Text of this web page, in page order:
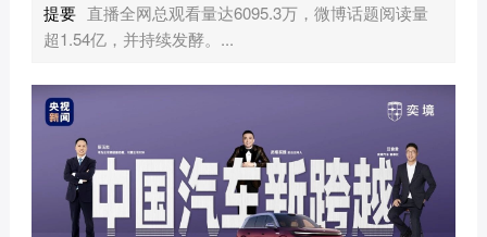
提要 直播全网总观看量达6095.3万，微博话题阅读量
超1.54亿，并持续发酵。...